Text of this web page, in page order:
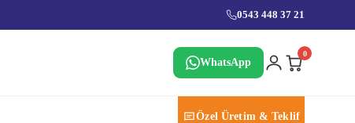
0543 448 37 21
WhatsApp
0
Özel Üretim & Teklif